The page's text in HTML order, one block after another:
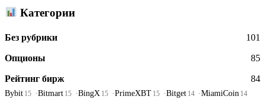
Категории
Без рубрики 101
Опционы 85
Рейтинг бирж 84
Bybit 15 Bitmart 15 BingX 15 PrimeXBT 15 Bitget 14 MiamiCoin 14